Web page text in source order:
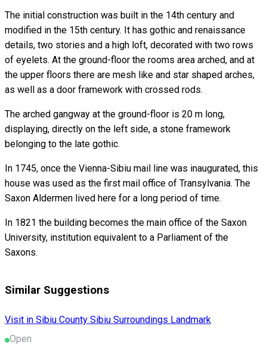
The initial construction was built in the 14th century and
modified in the 15th century. It has gothic and renaissance
details, two stories and a high loft, decorated with two rows
of eyelets. At the ground-floor the rooms area arched, and at
the upper floors there are mesh like and star shaped arches,
as well as a door framework with crossed rods.
The arched gangway at the ground-floor is 20 m long,
displaying, directly on the left side, a stone framework
belonging to the late gothic.
In 1745, once the Vienna-Sibiu mail line was inaugurated, this
house was used as the first mail office of Transylvania. The
Saxon Aldermen lived here for a long period of time.
In 1821 the building becomes the main office of the Saxon
University, institution equivalent to a Parliament of the
Saxons.
Similar Suggestions
Visit in Sibiu County Sibiu Surroundings Landmark
Open